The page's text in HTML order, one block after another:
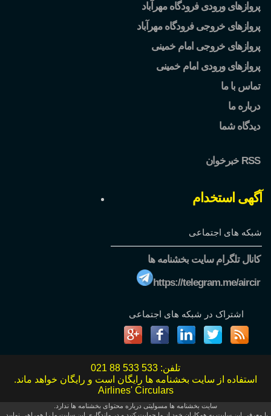
پروازهای ورودی فرودگاه مهرآباد
پروازهای خروجی فرودگاه مهرآباد
پروازهای خروجی امام خمینی
پروازهای ورودی امام خمینی
تماس با ما
درباره ما
دیدگاه شما
خبرخوان RSS
آگهی استخدام
شبکه های اجتماعی
کانال تلگرام سایت بخشنامه ها
https://telegram.me/aircir
اشتراک در شبکه های اجتماعی
تلفن: 021 88 533 533
استفاده از سایت بخشنامه ها رایگان است و رایگان خواهد ماند.
Airlines' Circulars
سایت بخشنامه ها مسولیتی درباره محتوای بخشنامه ها ندارد.